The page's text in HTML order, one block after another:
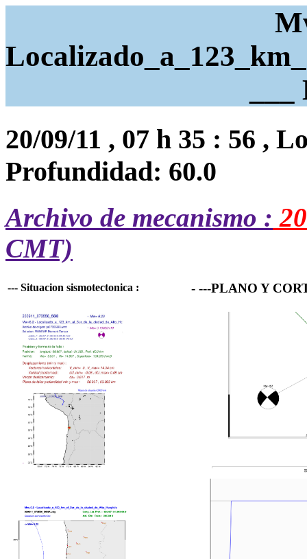
20/09/11 , 07 h 35 : 56 ,
Profundidad: 60.0
Archivo de mecanismo :
CMT)
--- Situacion sismotectonica : - ---PLANO Y